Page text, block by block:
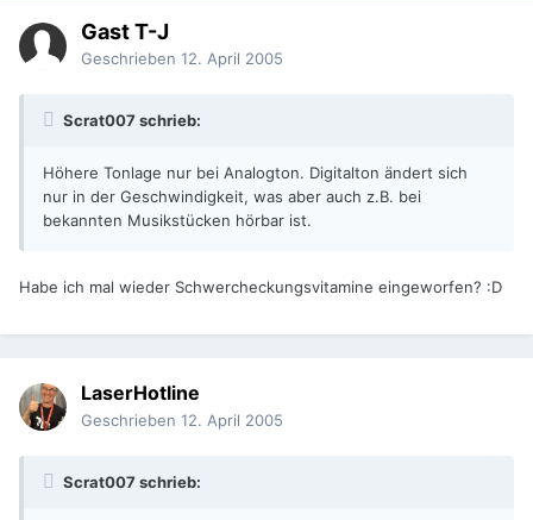
Gast T-J
Geschrieben 12. April 2005
Scrat007 schrieb:
Höhere Tonlage nur bei Analogton. Digitalton ändert sich
nur in der Geschwindigkeit, was aber auch z.B. bei
bekannten Musikstücken hörbar ist.
Habe ich mal wieder Schwercheckungsvitamine eingeworfen? :D
LaserHotline
Geschrieben 12. April 2005
Scrat007 schrieb: